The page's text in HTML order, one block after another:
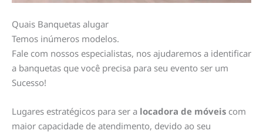
Quais Banquetas alugar
Temos inúmeros modelos.
Fale com nossos especialistas, nos ajudaremos a identificar
a banquetas que você precisa para seu evento ser um
Sucesso!
Lugares estratégicos para ser a locadora de móveis com
maior capacidade de atendimento, devido ao seu